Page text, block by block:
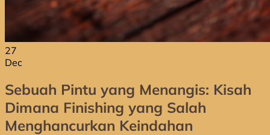
27
Dec
Sebuah Pintu yang Menangis: Kisah
Dimana Finishing yang Salah
Menghancurkan Keindahan